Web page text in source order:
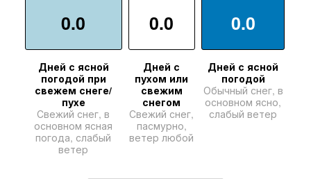
0.0
Дней с ясной
погодой при
свежем снеге/
пухе
Свежий снег, в
основном ясная
погода, слабый
ветер
0.0
Дней с
пухом или
свежим
снегом
Свежий снег,
пасмурно,
ветер любой
0.0
Дней с ясной
погодой
Обычный снег, в
основном ясно,
слабый ветер